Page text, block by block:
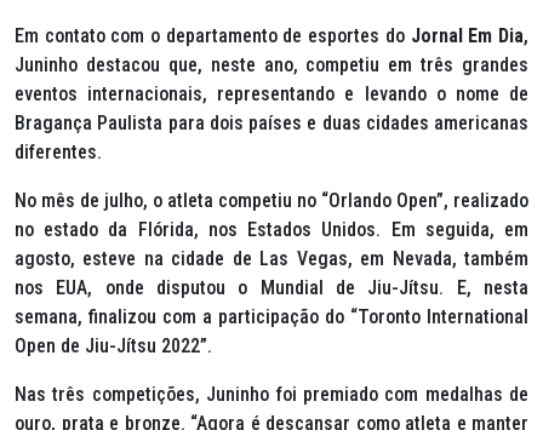
Em contato com o departamento de esportes do Jornal Em Dia,
Juninho destacou que, neste ano, competiu em três grandes
eventos internacionais, representando e levando o nome de
Bragança Paulista para dois países e duas cidades americanas
diferentes.
No mês de julho, o atleta competiu no “Orlando Open”, realizado
no estado da Flórida, nos Estados Unidos. Em seguida, em
agosto, esteve na cidade de Las Vegas, em Nevada, também
nos EUA, onde disputou o Mundial de Jiu-Jítsu. E, nesta
semana, finalizou com a participação do “Toronto International
Open de Jiu-Jítsu 2022”.
Nas três competições, Juninho foi premiado com medalhas de
ouro, prata e bronze. “Agora é descansar como atleta e manter